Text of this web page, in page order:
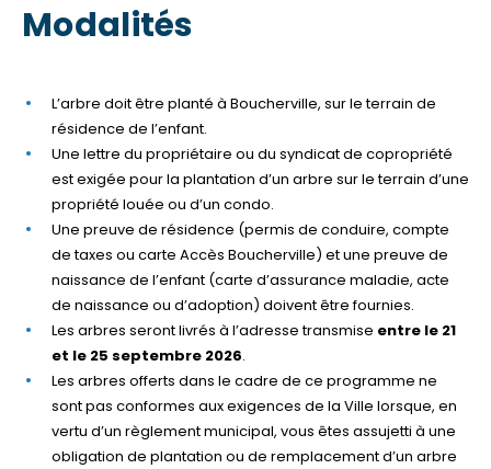
Modalités
L’arbre doit être planté à Boucherville, sur le terrain de
résidence de l’enfant.
Une lettre du propriétaire ou du syndicat de copropriété
est exigée pour la plantation d’un arbre sur le terrain d’une
propriété louée ou d’un condo.
Une preuve de résidence (permis de conduire, compte
de taxes ou carte Accès Boucherville) et une preuve de
naissance de l’enfant (carte d’assurance maladie, acte
de naissance ou d’adoption) doivent être fournies.
Les arbres seront livrés à l’adresse transmise entre le 21
et le 25 septembre 2026.
Les arbres offerts dans le cadre de ce programme ne
sont pas conformes aux exigences de la Ville lorsque, en
vertu d’un règlement municipal, vous êtes assujetti à une
obligation de plantation ou de remplacement d’un arbre